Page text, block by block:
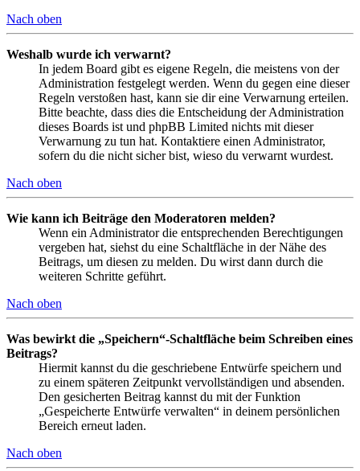
Nach oben
Weshalb wurde ich verwarnt?
In jedem Board gibt es eigene Regeln, die meistens von der
Administration festgelegt werden. Wenn du gegen eine dieser
Regeln verstoßen hast, kann sie dir eine Verwarnung erteilen.
Bitte beachte, dass dies die Entscheidung der Administration
dieses Boards ist und phpBB Limited nichts mit dieser
Verwarnung zu tun hat. Kontaktiere einen Administrator,
sofern du die nicht sicher bist, wieso du verwarnt wurdest.
Nach oben
Wie kann ich Beiträge den Moderatoren melden?
Wenn ein Administrator die entsprechenden Berechtigungen
vergeben hat, siehst du eine Schaltfläche in der Nähe des
Beitrags, um diesen zu melden. Du wirst dann durch die
weiteren Schritte geführt.
Nach oben
Was bewirkt die „Speichern“-Schaltfläche beim Schreiben eines
Beitrags?
Hiermit kannst du die geschriebene Entwürfe speichern und
zu einem späteren Zeitpunkt vervollständigen und absenden.
Den gesicherten Beitrag kannst du mit der Funktion
„Gespeicherte Entwürfe verwalten“ in deinem persönlichen
Bereich erneut laden.
Nach oben